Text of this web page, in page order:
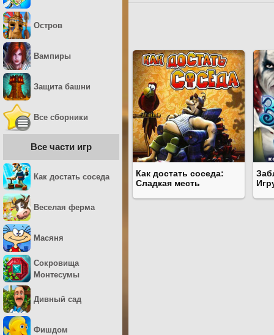
Как достать соседа:
Сладкая месть
Остров
Вампиры
Защита башни
Все сборники
Все части игр
Как достать соседа
Веселая ферма
Масяня
Сокровища
Монтесумы
Дивный сад
Фишдом